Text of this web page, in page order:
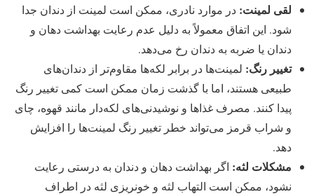
لقی لمینت: در موارد نادری، ممکن است لمینت از دندان جدا
شود. این اتفاق معمولاً به دلیل عدم رعایت بهداشت دهان و
دندان یا ضربه به دندان رخ می‌دهد.
تغییر رنگ: لمینت‌ها در برابر لکه‌ها مقاوم‌تر از دندان‌های
طبیعی هستند، اما با گذشت زمان ممکن است کمی تغییر رنگ
پیدا کنند. مصرف غذاها و نوشیدنی‌های لکه‌دار مانند قهوه، چای
و شراب قرمز می‌تواند خطر تغییر رنگ لمینت‌ها را افزایش
دهد.
مشکلات لثه: اگر بهداشت دهان و دندان به درستی رعایت
نشود، ممکن است التهاب لثه و خونریزی لثه در اطراف